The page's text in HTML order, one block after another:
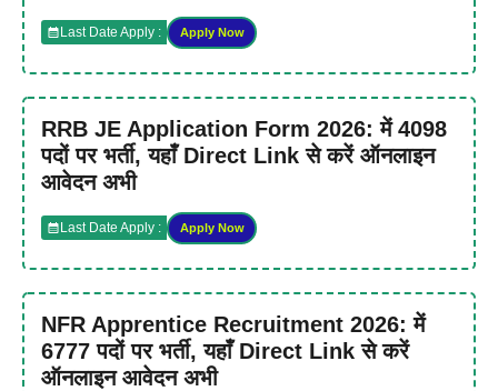
Last Date Apply : Apply Now
RRB JE Application Form 2026: में 4098
पदों पर भर्ती, यहाँ Direct Link से करें ऑनलाइन
आवेदन अभी
Last Date Apply : Apply Now
NFR Apprentice Recruitment 2026: में
6777 पदों पर भर्ती, यहाँ Direct Link से करें
ऑनलाइन आवेदन अभी